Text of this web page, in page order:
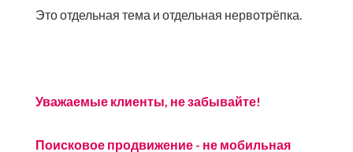
Это отдельная тема и отдельная нервотрёпка.
Уважаемые клиенты, не забывайте!
Поисковое продвижение - не мобильная